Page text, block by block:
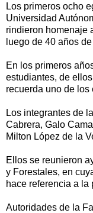
Los primeros ocho
Universidad
rindieron homenaje
luego de 40 años
En los primeros
estudiantes, de
recuerda uno de
Los integrantes de
Cabrera, Galo
Milton López de la
Ellos se reunieron
y Forestales, en
hace referencia a la
Autoridades de la